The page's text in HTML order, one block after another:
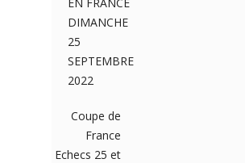
DIMANCHE
25
SEPTEMBRE
2022
Coupe de
France
Echecs 25 et